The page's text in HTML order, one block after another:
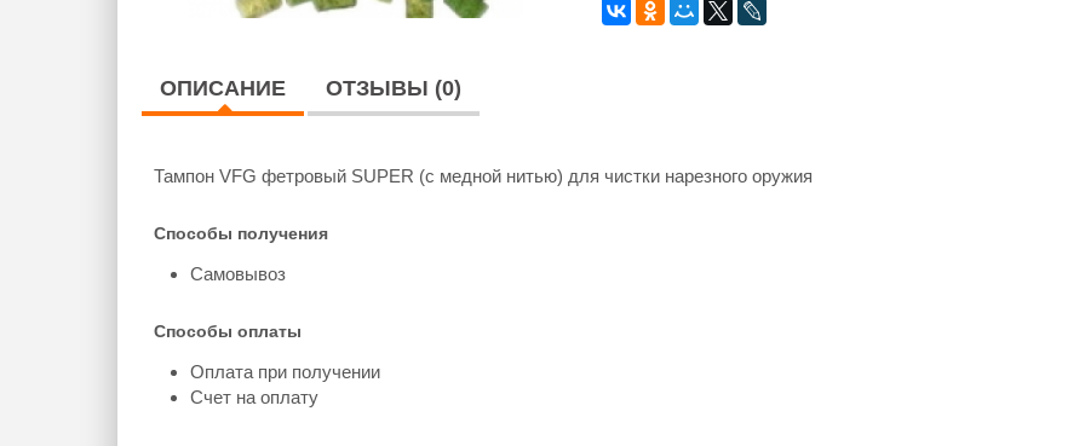
ОПИСАНИЕ ОТЗЫВЫ (0)
Тампон VFG фетровый SUPER (с медной нитью) для чистки нарезного оружия
Способы получения
Самовывоз
Способы оплаты
Оплата при получении
Счет на оплату